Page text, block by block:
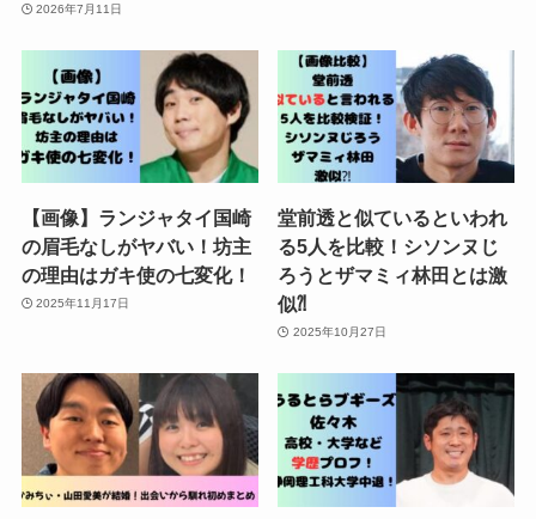
2026年7月11日
【画像】ランジャタイ国崎
の眉毛なしがヤバい！坊主
の理由はガキ使の七変化！
2025年11月17日
堂前透と似ているといわれ
る5人を比較！シソンヌじ
ろうとザマミィ林田とは激
似⁈
2025年10月27日